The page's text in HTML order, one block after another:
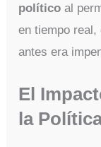
político al
en tiempo
antes era
El
la